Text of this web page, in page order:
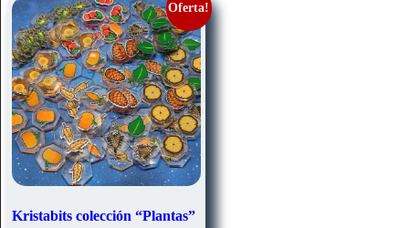
Oferta!
Kristabits colección “Plantas”